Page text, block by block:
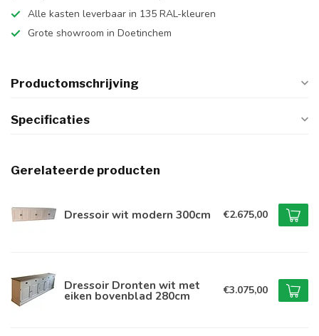
Alle kasten leverbaar in 135 RAL-kleuren
Grote showroom in Doetinchem
Productomschrijving
Specificaties
Gerelateerde producten
Dressoir wit modern 300cm €2.675,00
Dressoir Dronten wit met
eiken bovenblad 280cm €3.075,00